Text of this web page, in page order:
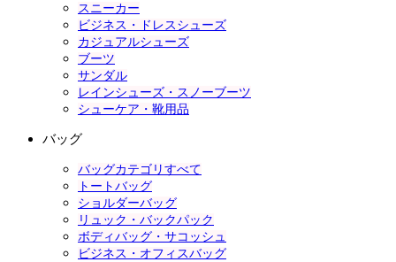
スニーカー
ビジネス・ドレスシューズ
カジュアルシューズ
ブーツ
サンダル
レインシューズ・スノーブーツ
シューケア・靴用品
バッグ
バッグカテゴリすべて
トートバッグ
ショルダーバッグ
リュック・バックパック
ボディバッグ・サコッシュ
ビジネス・オフィスバッグ